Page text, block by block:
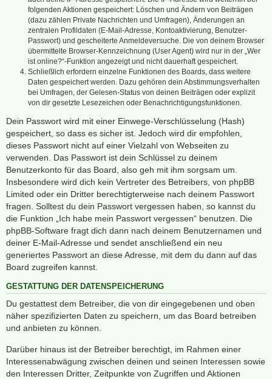
folgenden Aktionen gespeichert: Löschen und Ändern von Beiträgen
(dazu zählen Private Nachrichten und Umfragen), Änderungen an
zentralen Profildaten (E-Mail-Adresse, Kontoaktivierung, Benutzer-
Passwort) und gescheiterte Anmeldeversuche. Die von deinem Browser
übermittelte Browser-Kennzeichnung (User Agent) wird nur in der „Wer
ist online?“-Funktion angezeigt und nicht dauerhaft gespeichert.
Schließlich erfordern einzelne Funktionen des Boards, dass weitere
Daten gespeichert werden. Dazu gehören dein Abstimmungsverhalten
bei Umfragen, der Gelesen-Status von deinen Beiträgen oder explizit
von dir gesetzte Lesezeichen oder Benachrichtigungsfunktionen.
Dein Passwort wird mit einer Einwege-Verschlüsselung (Hash)
gespeichert, so dass es sicher ist. Jedoch wird dir empfohlen,
dieses Passwort nicht auf einer Vielzahl von Webseiten zu
verwenden. Das Passwort ist dein Schlüssel zu deinem
Benutzerkonto für das Board, also geh mit ihm sorgsam um.
Insbesondere wird dich kein Vertreter des Betreibers, von phpBB
Limited oder ein Dritter berechtigterweise nach deinem Passwort
fragen. Solltest du dein Passwort vergessen haben, so kannst du
die Funktion „Ich habe mein Passwort vergessen“ benutzen. Die
phpBB-Software fragt dich dann nach deinem Benutzernamen und
deiner E-Mail-Adresse und sendet anschließend ein neu
generiertes Passwort an diese Adresse, mit dem du dann auf das
Board zugreifen kannst.
GESTATTUNG DER DATENSPEICHERUNG
Du gestattest dem Betreiber, die von dir eingegebenen und oben
näher spezifizierten Daten zu speichern, um das Board betreiben
und anbieten zu können.
Darüber hinaus ist der Betreiber berechtigt, im Rahmen einer
Interessenabwägung zwischen deinen und seinen Interessen sowie
den Interessen Dritter, Zeitpunkte von Zugriffen und Aktionen